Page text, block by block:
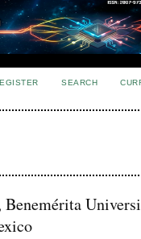
SEARCH